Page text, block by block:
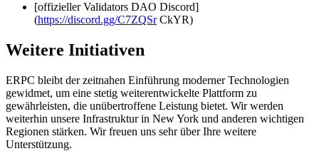
[offizieller Validators DAO Discord]
(https://discord.gg/C7ZQSrCkYR)
Weitere Initiativen
ERPC bleibt der zeitnahen Einführung moderner Technologien
gewidmet, um eine stetig weiterentwickelte Plattform zu
gewährleisten, die unübertroffene Leistung bietet. Wir werden
weiterhin unsere Infrastruktur in New York und anderen wichtigen
Regionen stärken. Wir freuen uns sehr über Ihre weitere
Unterstützung.